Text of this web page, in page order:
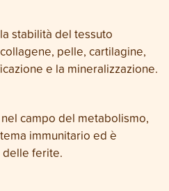
stabilità del tessuto
pelle, cartilagine,
e la mineralizzazione.
campo del metabolismo,
immunitario ed è
ferite.